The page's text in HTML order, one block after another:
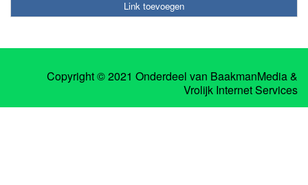
Link toevoegen
Copyright © 2021 Onderdeel van BaakmanMedia&
Vrolijk Internet Services